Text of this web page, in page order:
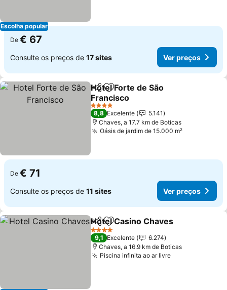
Escolha popular
De € 67
Consulte os preços de 17 sites Ver preços
PartilharAdicionar aos favoritos
Hotel Forte de São
Francisco
4 Estrelas
8,8 Excelente
5.141
Chaves, a 17.7 km de Boticas
Oásis de jardim de 15.000 m²
De € 71
Consulte os preços de 11 sites Ver preços
PartilharAdicionar aos favoritos
Hotel Casino Chaves
4 Estrelas
9,1 Excelente
6.274
Chaves, a 16.9 km de Boticas
Piscina infinita ao ar livre